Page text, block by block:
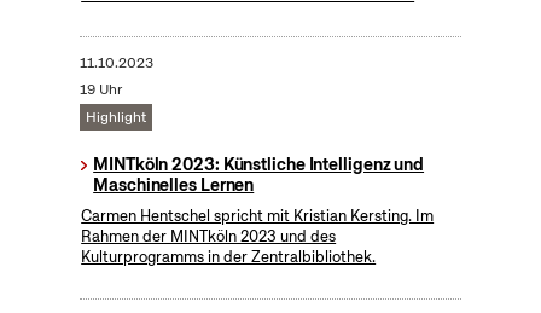
11.10.2023
19 Uhr
Highlight
MINTköln 2023: Künstliche Intelligenz und
Maschinelles Lernen
Carmen Hentschel spricht mit Kristian Kersting. Im
Rahmen der MINTköln 2023 und des
Kulturprogramms in der Zentralbibliothek.